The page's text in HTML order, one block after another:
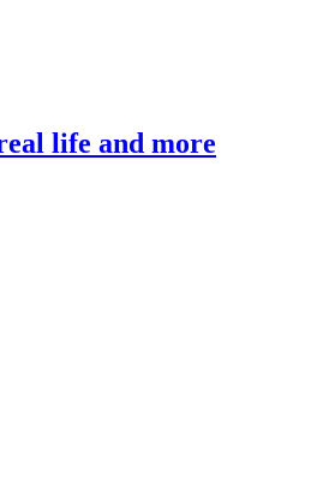
life and more